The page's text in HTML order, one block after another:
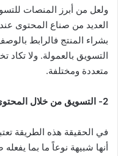
ولعل من أبرز المنصات
العديد من صناع المحتوى
بشراء المنتج فالرابط
التسويق بالعمولة. ولا
متعددة ومختلفة.
2- التسويق من خلال المحتوى.
في الحقيقة هذه الطريقة
أنها شبيهة نوعاً ما بما